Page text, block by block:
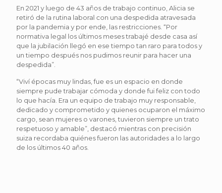
En 2021 y luego de 43 años de trabajo continuo, Alicia se
retiró de la rutina laboral con una despedida atravesada
por la pandemia y por ende, las restricciones. “Por
normativa legal los últimos meses trabajé desde casa así
que la jubilación llegó en ese tiempo tan raro para todos y
un tiempo después nos pudimos reunir para hacer una
despedida”.
“Viví épocas muy lindas, fue es un espacio en donde
siempre pude trabajar cómoda y donde fui feliz con todo
lo que hacía. Era un equipo de trabajo muy responsable,
dedicado y comprometido y quienes ocuparon el máximo
cargo, sean mujeres o varones, tuvieron siempre un trato
respetuoso y amable”, destacó mientras con precisión
suiza recordaba quiénes fueron las autoridades a lo largo
de los últimos 40 años.